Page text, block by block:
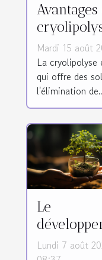
non
Mardi 15 août
La cryolipolyse
qui offre des
l'élimination
Le
durable :
Lundi 7 août